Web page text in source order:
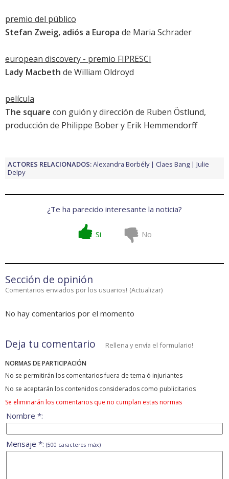
premio del público
Stefan Zweig, adiós a Europa de Maria Schrader
european discovery - premio FIPRESCI
Lady Macbeth de William Oldroyd
película
The square con guión y dirección de Ruben Östlund,
producción de Philippe Bober y Erik Hemmendorff
ACTORES RELACIONADOS:Alexandra Borbély Claes Bang
Julie
Delpy
¿Te ha parecido interesante la noticia?
Si No
Sección de opinión
Comentarios enviados por los usuarios! (Actualizar)
No hay comentarios por el momento
Deja tu comentario Rellena y envía el formulario!
NORMAS DE PARTICIPACIÓN
No se permitirán los comentarios fuera de tema ó injuriantes
No se aceptarán los contenidos considerados como publicitarios
Se eliminarán los comentarios que no cumplan estas normas
Nombre *:
Mensaje *: (500 caracteres máx)